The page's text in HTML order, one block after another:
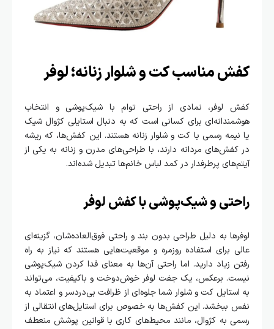
کفش مناسب کت و شلوار زنانه؛ لوفر
کفش لوفر، نمادی از راحتی توام با شیک‌پوشی و انتخاب
هوشمندانه‌ای برای کسانی است که به دنبال استایلی کژوال شیک
یا نیمه رسمی با کت و شلوار زنانه هستند. این کفش‌ها، که ریشه
در کفش‌های مردانه دارند، با طراحی‌های مدرن و زنانه به یکی از
آیتم‌های پرطرفدار در کمد لباس خانم‌ها تبدیل شده‌اند.
راحتی و شیک‌پوشی با کفش لوفر
لوفرها به دلیل طراحی بدون بند و راحتی فوق‌العاده‌شان، گزینه‌ای
عالی برای استفاده روزمره و موقعیت‌هایی هستند که نیاز به راه
رفتن زیاد دارید. اما راحتی آن‌ها به معنای فدا کردن شیک‌پوشی
نیست. برعکس، یک جفت لوفر خوش‌دوخت و باکیفیت، می‌تواند
به استایل کت و شلوار شما جلوه‌ای از ظرافت بی‌دردسر و اعتماد به
نفس ببخشد. این کفش‌ها به خصوص برای استایل‌های انتقالی از
رسمی به کژوال، مانند محیط‌های کاری با قوانین پوشش منعطف